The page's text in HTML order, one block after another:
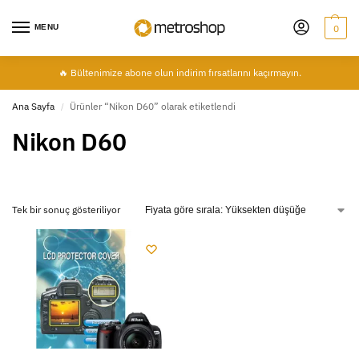
MENU 0
🔥 Bültenimize abone olun indirim fırsatlarını kaçırmayın.
Ana Sayfa / Ürünler “Nikon D60” olarak etiketlendi
Nikon D60
Tek bir sonuç gösteriliyor